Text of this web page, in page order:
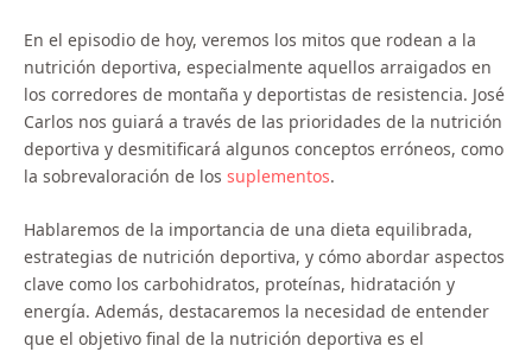
En el episodio de hoy, veremos los mitos que rodean a la
nutrición deportiva, especialmente aquellos arraigados en
los corredores de montaña y deportistas de resistencia. José
Carlos nos guiará a través de las prioridades de la nutrición
deportiva y desmitificará algunos conceptos erróneos, como
la sobrevaloración de los suplementos.
Hablaremos de la importancia de una dieta equilibrada,
estrategias de nutrición deportiva, y cómo abordar aspectos
clave como los carbohidratos, proteínas, hidratación y
energía. Además, destacaremos la necesidad de entender
que el objetivo final de la nutrición deportiva es el